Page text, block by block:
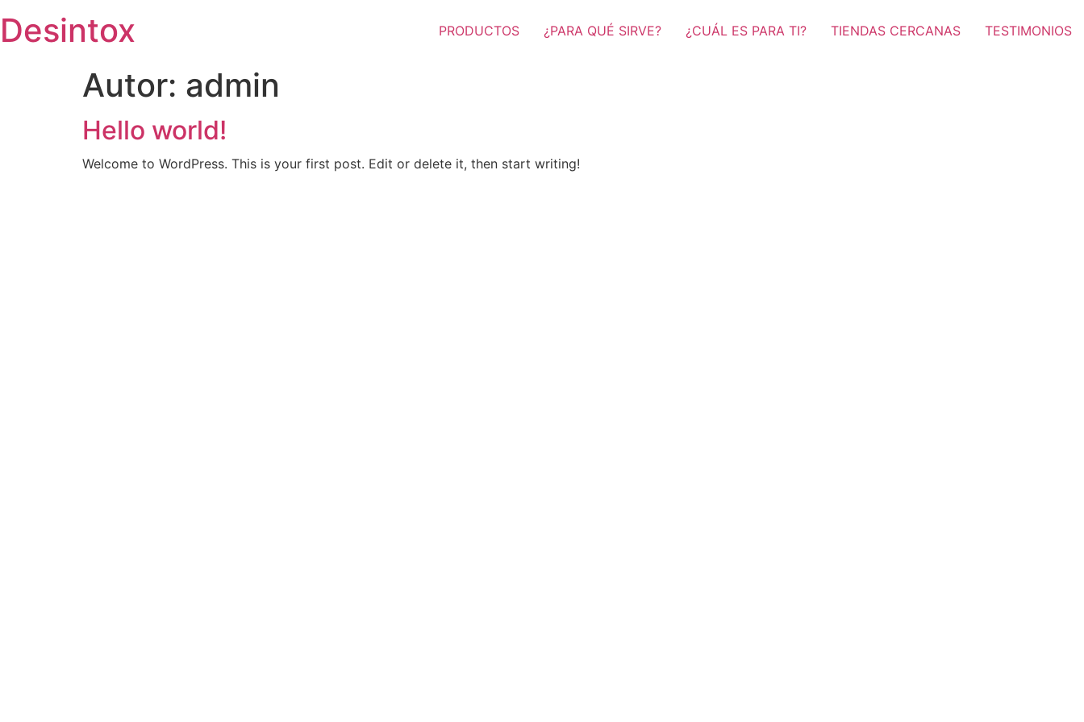
Desintox PRODUCTOS ¿PARA QUÉ SIRVE? ¿CUÁL ES PARA TI? TIENDAS CERCANAS TESTIMONIOS
Autor: admin
Hello world!
Welcome to WordPress. This is your first post. Edit or delete it, then start writing!